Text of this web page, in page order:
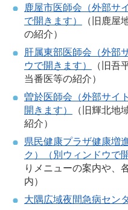
鹿屋市医師会（外部サ
で開きます）
（旧鹿屋
の紹介）
肝属東部医師会（外部
ウで開きます）
（旧吾
当番医等の紹介）
曽於医師会（外部サイ
開きます）
（旧輝北地
紹介）
県民健康プラザ健康増
ク）（別ウィンドウで
りメニューの案内や、
内）
大隅広域夜間急病セン